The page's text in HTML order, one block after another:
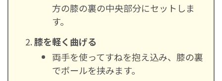
方の膝の裏の中央部分にセットしま
す。
膝を軽く曲げる
両手を使ってすねを抱え込み、膝の裏
でボールを挟みます。